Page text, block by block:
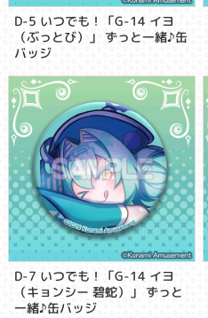
D-5 いつでも！「G-14 イヨ
（ぶっとび）」 ずっと一緒♪缶
バッジ
D-7 いつでも！「G-14 イヨ
（キョンシー 碧蛇）」 ずっと
一緒♪缶バッジ